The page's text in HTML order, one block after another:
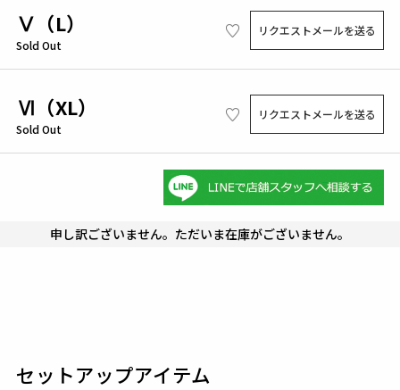
Ⅴ（L）
Sold Out
リクエストメールを送る
Ⅵ（XL）
Sold Out
リクエストメールを送る
申し訳ございません。ただいま在庫がございません。
セットアップアイテム